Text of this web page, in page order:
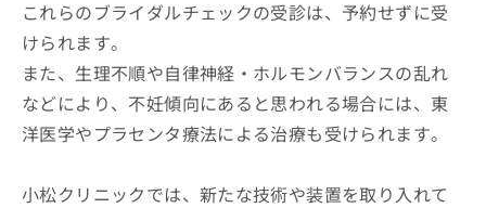
これらのブライダルチェックの受診は、予約せずに受
けられます。
また、生理不順や自律神経・ホルモンバランスの乱れ
などにより、不妊傾向にあると思われる場合には、東
洋医学やプラセンタ療法による治療も受けられます。
小松クリニックでは、新たな技術や装置を取り入れて